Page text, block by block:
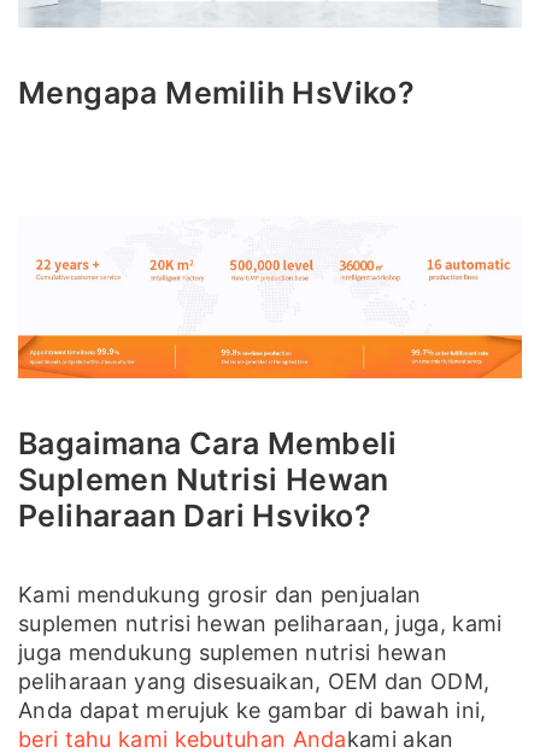
Mengapa Memilih HsViko?
Bagaimana Cara Membeli
Suplemen Nutrisi Hewan
Peliharaan Dari Hsviko?
Kami mendukung grosir dan penjualan
suplemen nutrisi hewan peliharaan, juga, kami
juga mendukung suplemen nutrisi hewan
peliharaan yang disesuaikan, OEM dan ODM,
Anda dapat merujuk ke gambar di bawah ini,
beri tahu kami kebutuhan Andakami akan